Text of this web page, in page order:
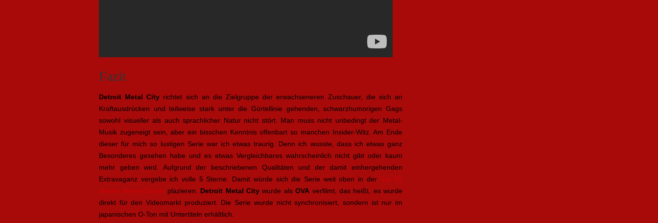
Fazit
Detroit Metal City richtet sich an die Zielgruppe der erwachseneren Zuschauer, die sich an
Kraftausdrücken und teilweise stark unter die Gürtellinie gehenden, schwarzhumorigen Gags
sowohl visueller als auch sprachlicher Natur nicht stört. Man muss nicht unbedingt der Metal-
Musik zugeneigt sein, aber ein bisschen Kenntnis offenbart so manchen Insider-Witz. Am Ende
dieser für mich so lustigen Serie war ich etwas traurig. Denn ich wusste, dass ich etwas ganz
Besonderes gesehen habe und es etwas Vergleichbares wahrscheinlich nicht gibt oder kaum
mehr geben wird. Aufgrund der beschriebenen Qualitäten und der damit einhergehenden
Extravaganz vergebe ich volle 5 Sterne. Damit würde sich die Serie weit oben in derTop 15
meiner Anime-Serien plazieren. Detroit Metal Citywurde alsOVA verfilmt, das heißt, es wurde
direkt für den Videomarkt produziert. Die Serie wurde nicht synchronisiert, sondern ist nur im
japanischen O-Ton mit Untertiteln erhältlich.